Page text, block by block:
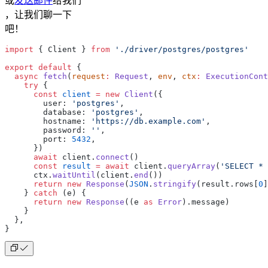
，让我们聊一下
吧！
import { Client } from './driver/postgres/postgres'
export default {
  async
fetch ( request : Request , env , ctx :
    try
{
      const
client = new Client ({
        user:
'postgres' ,
        database:
'postgres' ,
        hostname:
'https://db.example.com' ,
        password:
'' ,
        port:
5432 ,
      })
      await
client. connect ()
      const
result = await client. queryArray( 'SELECT *
      ctx.
waitUntil (client. end ())
      return
new Response ( JSON . stringify(result.rows[ 0
    }
catch (e) {
      return
new Response ((e as Error ).message)
    }
  },
}